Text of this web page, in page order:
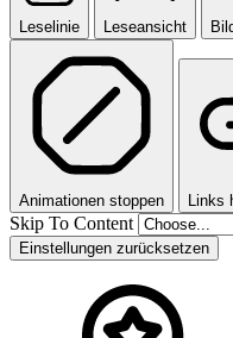
Leselinie Leseansicht
Animationen stoppen Links
Skip To Content
Einstellungen zurücksetzen